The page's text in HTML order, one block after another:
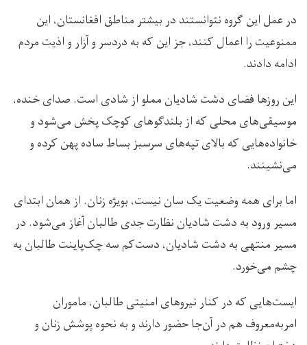
در عمل این گروه نتوانستند در بیشتر مناطق افغانستان، این
ممنوعیت را اعمال کنند، جز این که به دردسر و آزار و اذیت مردم
ادامه دادند.
این روزها فضای دشت شادیان مملو از شادی است. صدای خنده،
موسیقی‌های محلی که از بلندگوهای کوچک پخش می‌شود و
خانواده‌هایی که بالای تپه‌های سرسبز بساط ساده پهن کرده‌ و
می‌نشینند.
اما برای همه وضعیت یک سان نیست، بویژه زنان. از همان ابتدای
مسیر ورود به دشت شادیان نظارت جدی طالبان آغاز می‌شود. در
مسیر منتهی به دشت شادیان، دست‌کم سه چک‌پاینت طالبان به
چشم می‌خورد.
ایست‌هایی که در کنار نیروهای امنیتی طالبان، ماموران
امربه‌معروف هم در آن‌جا حضور دارند و به نحوه پوشش زنان و